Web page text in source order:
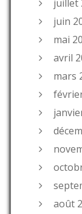
juillet
juin
mai
avril
mars
août